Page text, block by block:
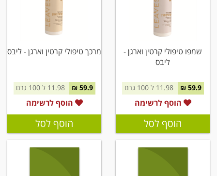
שמפו טיפולי קרטין וארגן -
ליבס
59.9 ₪ 11.98 ל 100 גרם
הוסף לרשימה
הוסף לסל
מרכך טיפולי קרטין וארגן - ליבס
59.9 ₪ 11.98 ל 100 גרם
הוסף לרשימה
הוסף לסל